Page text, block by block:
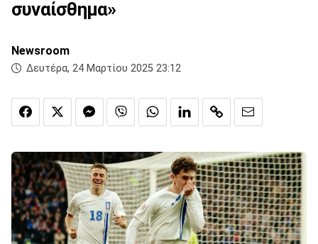
συναίσθημα»
Newsroom
Δευτέρα, 24 Μαρτίου 2025 23:12